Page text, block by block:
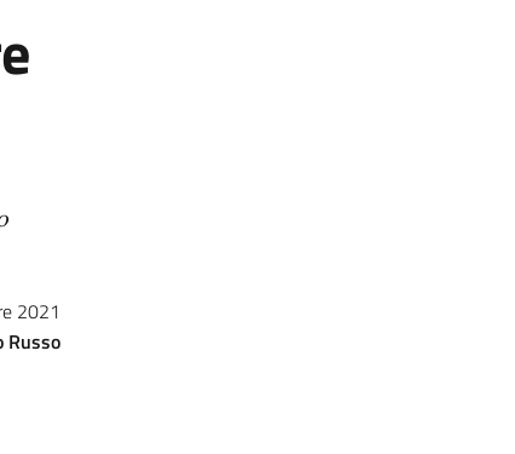
2021
Russo